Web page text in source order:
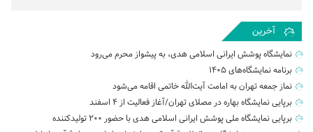
آخرین
نمایشگاه پوشش ایرانی اسلامی هدی، به پیشواز محرم می‌رود
برنامه نمایشگاه‌های ۱۴۰۵
نماز جمعه تهران به امامت آیت‌الله خاتمی اقامه می‌شود
برپایی نمایشگاه بهاره در مصلای تهران/آغاز فعالیت از ۴ اسفند
برپایی نمایشگاه ملی پوشش ایرانی اسلامی هدی با حضور ۲۰۰ تولیدکننده